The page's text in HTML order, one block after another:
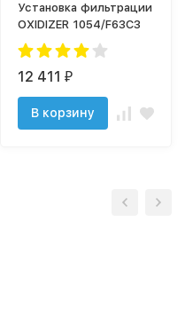
Установка фильтрации
OXIDIZER 1054/F63C3
12 411 ₽
В корзину